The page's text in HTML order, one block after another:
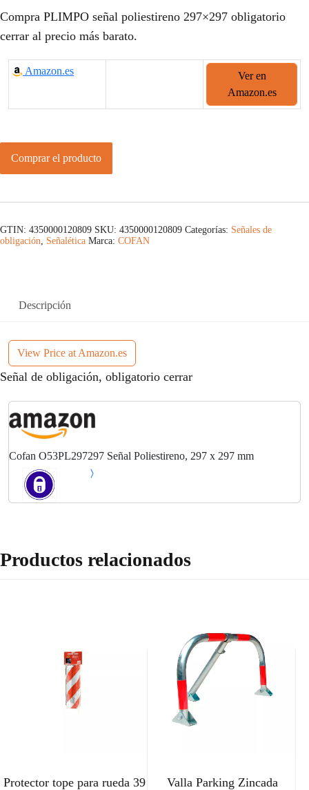
Compra PLIMPO señal poliestireno 297×297 obligatorio
cerrar al precio más barato.
Amazon.es
Ver en
Amazon.es
Comprar el producto
GTIN: 4350000120809 SKU: 4350000120809 Categorías: Señales de
obligación, Señalética Marca: COFAN
Descripción
View Price at Amazon.es
Señal de obligación, obligatorio cerrar
Cofan O53PL297297 Señal Poliestireno, 297 x 297 mm
Productos relacionados
Protector tope para rueda 39
Valla Parking Zincada